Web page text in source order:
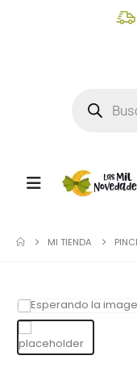
MI TIENDA